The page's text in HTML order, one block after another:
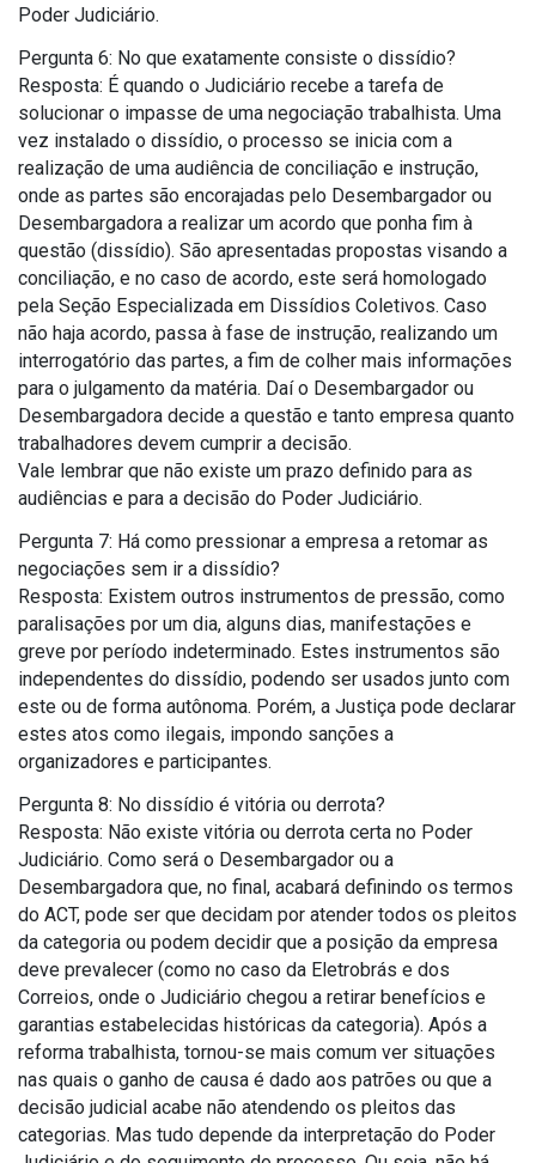
Poder Judiciário.
Pergunta 6: No que exatamente consiste o dissídio?
Resposta: É quando o Judiciário recebe a tarefa de
solucionar o impasse de uma negociação trabalhista. Uma
vez instalado o dissídio, o processo se inicia com a
realização de uma audiência de conciliação e instrução,
onde as partes são encorajadas pelo Desembargador ou
Desembargadora a realizar um acordo que ponha fim à
questão (dissídio). São apresentadas propostas visando a
conciliação, e no caso de acordo, este será homologado
pela Seção Especializada em Dissídios Coletivos. Caso
não haja acordo, passa à fase de instrução, realizando um
interrogatório das partes, a fim de colher mais informações
para o julgamento da matéria. Daí o Desembargador ou
Desembargadora decide a questão e tanto empresa quanto
trabalhadores devem cumprir a decisão.
Vale lembrar que não existe um prazo definido para as
audiências e para a decisão do Poder Judiciário.
Pergunta 7: Há como pressionar a empresa a retomar as
negociações sem ir a dissídio?
Resposta: Existem outros instrumentos de pressão, como
paralisações por um dia, alguns dias, manifestações e
greve por período indeterminado. Estes instrumentos são
independentes do dissídio, podendo ser usados junto com
este ou de forma autônoma. Porém, a Justiça pode declarar
estes atos como ilegais, impondo sanções a
organizadores e participantes.
Pergunta 8: No dissídio é vitória ou derrota?
Resposta: Não existe vitória ou derrota certa no Poder
Judiciário. Como será o Desembargador ou a
Desembargadora que, no final, acabará definindo os termos
do ACT, pode ser que decidam por atender todos os pleitos
da categoria ou podem decidir que a posição da empresa
deve prevalecer (como no caso da Eletrobrás e dos
Correios, onde o Judiciário chegou a retirar benefícios e
garantias estabelecidas históricas da categoria). Após a
reforma trabalhista, tornou-se mais comum ver situações
nas quais o ganho de causa é dado aos patrões ou que a
decisão judicial acabe não atendendo os pleitos das
categorias. Mas tudo depende da interpretação do Poder